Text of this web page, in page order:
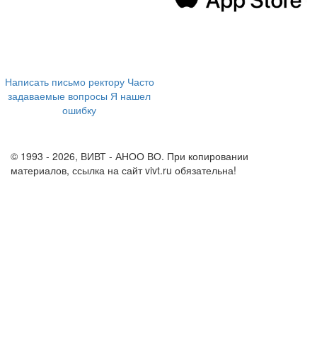
Написать письмо ректору Часто
задаваемые вопросы Я нашел
ошибку
© 1993 - 2026, ВИВТ - АНОО ВО. При копировании
материалов, ссылка на сайт vivt.ru обязательна!